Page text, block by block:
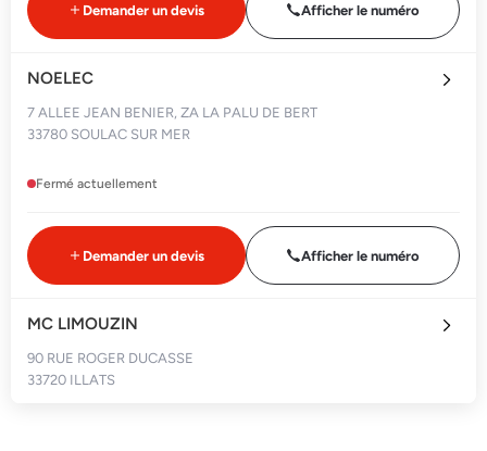
Demander un devis Afficher le numéro
NOELEC
7 ALLEE JEAN BENIER, ZA LA PALU DE BERT
33780 SOULAC SUR MER
Fermé actuellement
Demander un devis Afficher le numéro
MC LIMOUZIN
90 RUE ROGER DUCASSE
33720 ILLATS